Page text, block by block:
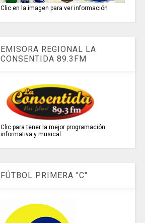
Clic en la imagen para ver información
EMISORA REGIONAL LA
CONSENTIDA 89.3FM
Clic para tener la mejor programación
informativa y musical
FÚTBOL PRIMERA "C"